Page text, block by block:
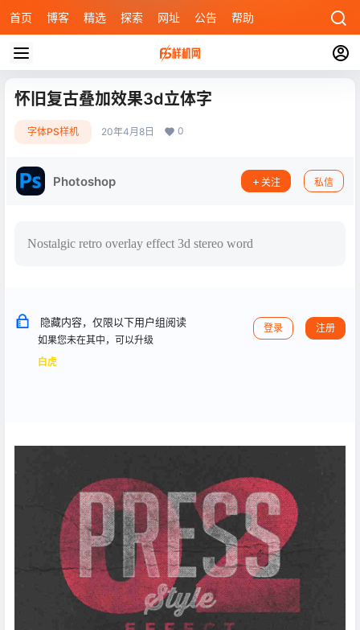
首页 博客 精选 探索 网址 公告 帮助
怀旧复古叠加效果3d立体字
字体PS样机 20年4月8日 0
Photoshop 关注 私信
Nostalgic retro overlay effect 3d stereo word
隐藏内容，仅限以下用户组阅读
如果您未在其中，可以升级
白虎
登录 注册